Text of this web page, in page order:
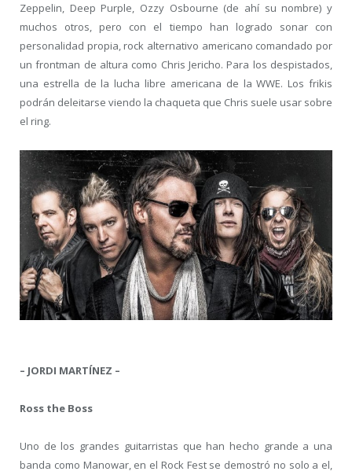
Zeppelin, Deep Purple, Ozzy Osbourne (de ahí su nombre) y
muchos otros, pero con el tiempo han logrado sonar con
personalidad propia, rock alternativo americano comandado por
un frontman de altura como Chris Jericho. Para los despistados,
una estrella de la lucha libre americana de la WWE. Los frikis
podrán deleitarse viendo la chaqueta que Chris suele usar sobre
el ring.
– JORDI MARTÍNEZ –
Ross the Boss
Uno de los grandes guitarristas que han hecho grande a una
banda como Manowar, en el Rock Fest se demostró no solo a el,